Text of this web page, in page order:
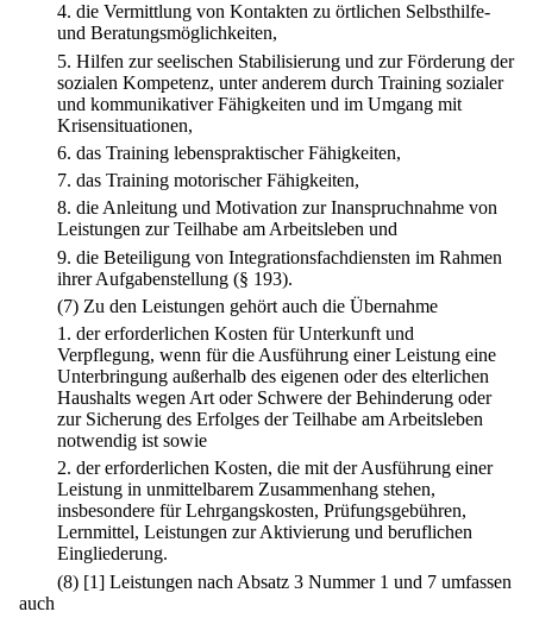
4. die Vermittlung von Kontakten zu örtlichen Selbsthilfe-
und Beratungsmöglichkeiten,
5. Hilfen zur seelischen Stabilisierung und zur Förderung der
sozialen Kompetenz, unter anderem durch Training sozialer
und kommunikativer Fähigkeiten und im Umgang mit
Krisensituationen,
6. das Training lebenspraktischer Fähigkeiten,
7. das Training motorischer Fähigkeiten,
8. die Anleitung und Motivation zur Inanspruchnahme von
Leistungen zur Teilhabe am Arbeitsleben und
9. die Beteiligung von Integrationsfachdiensten im Rahmen
ihrer Aufgabenstellung (§ 193).
(7) Zu den Leistungen gehört auch die Übernahme
1. der erforderlichen Kosten für Unterkunft und
Verpflegung, wenn für die Ausführung einer Leistung eine
Unterbringung außerhalb des eigenen oder des elterlichen
Haushalts wegen Art oder Schwere der Behinderung oder
zur Sicherung des Erfolges der Teilhabe am Arbeitsleben
notwendig ist sowie
2. der erforderlichen Kosten, die mit der Ausführung einer
Leistung in unmittelbarem Zusammenhang stehen,
insbesondere für Lehrgangskosten, Prüfungsgebühren,
Lernmittel, Leistungen zur Aktivierung und beruflichen
Eingliederung.
(8) [1] Leistungen nach Absatz 3 Nummer 1 und 7 umfassen
auch